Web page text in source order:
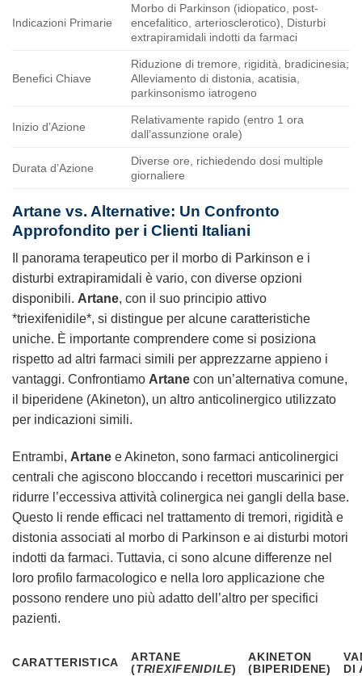
Indicazioni Primarie
Morbo di Parkinson (idiopatico, post-
encefalitico, arteriosclerotico), Disturbi
extrapiramidali indotti da farmaci
Benefici Chiave
Riduzione di tremore, rigidità, bradicinesia;
Alleviamento di distonia, acatisia,
parkinsonismo iatrogeno
Inizio d’Azione
Relativamente rapido (entro 1 ora
dall’assunzione orale)
Durata d’Azione
Diverse ore, richiedendo dosi multiple
giornaliere
Artane vs. Alternative: Un Confronto
Approfondito per i Clienti Italiani
Il panorama terapeutico per il morbo di Parkinson e i
disturbi extrapiramidali è vario, con diverse opzioni
disponibili. Artane, con il suo principio attivo
*triexifenidile*, si distingue per alcune caratteristiche
uniche. È importante comprendere come si posiziona
rispetto ad altri farmaci simili per apprezzarne appieno i
vantaggi. Confrontiamo Artane con un’alternativa comune,
il biperidene (Akineton), un altro anticolinergico utilizzato
per indicazioni simili.
Entrambi, Artane e Akineton, sono farmaci anticolinergici
centrali che agiscono bloccando i recettori muscarinici per
ridurre l’eccessiva attività colinergica nei gangli della base.
Questo li rende efficaci nel trattamento di tremori, rigidità e
distonia associati al morbo di Parkinson e ai disturbi motori
indotti da farmaci. Tuttavia, ci sono alcune differenze nel
loro profilo farmacologico e nella loro applicazione che
possono rendere uno più adatto dell’altro per specifici
pazienti.
CARATTERISTICA
ARTANE
(TRIEXIFENIDILE)
AKINETON
(BIPERIDENE)
DI